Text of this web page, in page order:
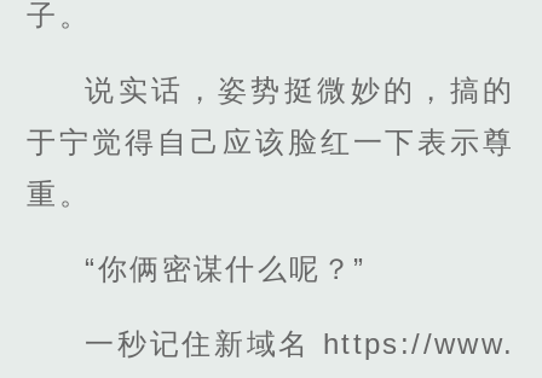
子。
说实话，姿势挺微妙的，搞的
于宁觉得自己应该脸红一下表示尊
重。
“你俩密谋什么呢？”
一秒记住新域名 https://www.